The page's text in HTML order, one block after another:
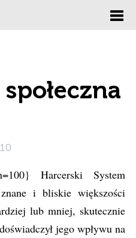
Harcerski System
i bliskie większości
lub mniej, skutecznie
jego wpływu na